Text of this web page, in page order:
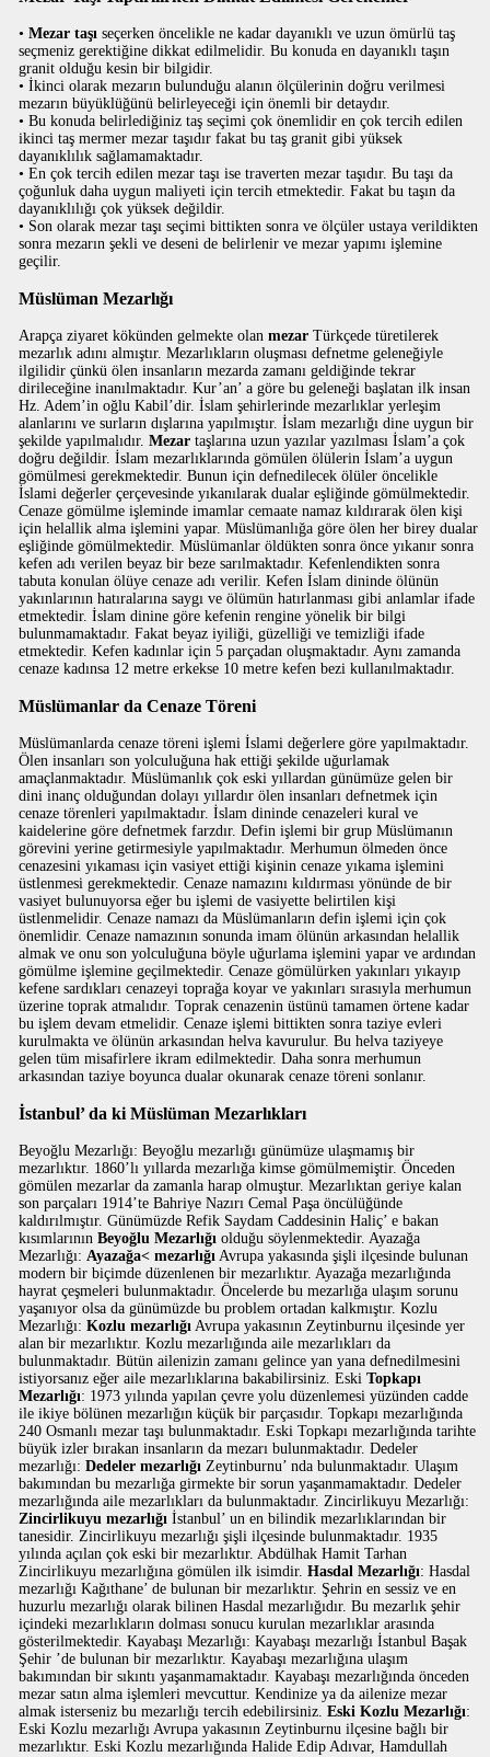
•Mezar taşı seçerken öncelikle ne kadar dayanıklı ve uzun ömürlü taş
seçmeniz gerektiğine dikkat edilmelidir. Bu konuda en dayanıklı taşın
granit olduğu kesin bir bilgidir.
• İkinci olarak mezarın bulunduğu alanın ölçülerinin doğru verilmesi
mezarın büyüklüğünü belirleyeceği için önemli bir detaydır.
• Bu konuda belirlediğiniz taş seçimi çok önemlidir en çok tercih edilen
ikinci taş mermer mezar taşıdır fakat bu taş granit gibi yüksek
dayanıklılık sağlamamaktadır.
• En çok tercih edilen mezar taşı ise traverten mezar taşıdır. Bu taşı da
çoğunluk daha uygun maliyeti için tercih etmektedir. Fakat bu taşın da
dayanıklılığı çok yüksek değildir.
• Son olarak mezar taşı seçimi bittikten sonra ve ölçüler ustaya verildikten
sonra mezarın şekli ve deseni de belirlenir ve mezar yapımı işlemine
geçilir.
Müslüman Mezarlığı
Arapça ziyaret kökünden gelmekte olanmezar Türkçede türetilerek
mezarlık adını almıştır. Mezarlıkların oluşması defnetme geleneğiyle
ilgilidir çünkü ölen insanların mezarda zamanı geldiğinde tekrar
dirileceğine inanılmaktadır. Kur’an’ a göre bu geleneği başlatan ilk insan
Hz. Adem’in oğlu Kabil’dir. İslam şehirlerinde mezarlıklar yerleşim
alanlarını ve surların dışlarına yapılmıştır. İslam mezarlığı dine uygun bir
şekilde yapılmalıdır.Mezar taşlarına uzun yazılar yazılması İslam’a çok
doğru değildir. İslam mezarlıklarında gömülen ölülerin İslam’a uygun
gömülmesi gerekmektedir. Bunun için defnedilecek ölüler öncelikle
İslami değerler çerçevesinde yıkanılarak dualar eşliğinde gömülmektedir.
Cenaze gömülme işleminde imamlar cemaate namaz kıldırarak ölen kişi
için helallik alma işlemini yapar. Müslümanlığa göre ölen her birey dualar
eşliğinde gömülmektedir. Müslümanlar öldükten sonra önce yıkanır sonra
kefen adı verilen beyaz bir beze sarılmaktadır. Kefenlendikten sonra
tabuta konulan ölüye cenaze adı verilir. Kefen İslam dininde ölünün
yakınlarının hatıralarına saygı ve ölümün hatırlanması gibi anlamlar ifade
etmektedir. İslam dinine göre kefenin rengine yönelik bir bilgi
bulunmamaktadır. Fakat beyaz iyiliği, güzelliği ve temizliği ifade
etmektedir. Kefen kadınlar için 5 parçadan oluşmaktadır. Aynı zamanda
cenaze kadınsa 12 metre erkekse 10 metre kefen bezi kullanılmaktadır.
Müslümanlar da Cenaze Töreni
Müslümanlarda cenaze töreni işlemi İslami değerlere göre yapılmaktadır.
Ölen insanları son yolculuğuna hak ettiği şekilde uğurlamak
amaçlanmaktadır. Müslümanlık çok eski yıllardan günümüze gelen bir
dini inanç olduğundan dolayı yıllardır ölen insanları defnetmek için
cenaze törenleri yapılmaktadır. İslam dininde cenazeleri kural ve
kaidelerine göre defnetmek farzdır. Defin işlemi bir grup Müslümanın
görevini yerine getirmesiyle yapılmaktadır. Merhumun ölmeden önce
cenazesini yıkaması için vasiyet ettiği kişinin cenaze yıkama işlemini
üstlenmesi gerekmektedir. Cenaze namazını kıldırması yönünde de bir
vasiyet bulunuyorsa eğer bu işlemi de vasiyette belirtilen kişi
üstlenmelidir. Cenaze namazı da Müslümanların defin işlemi için çok
önemlidir. Cenaze namazının sonunda imam ölünün arkasından helallik
almak ve onu son yolculuğuna böyle uğurlama işlemini yapar ve ardından
gömülme işlemine geçilmektedir. Cenaze gömülürken yakınları yıkayıp
kefene sardıkları cenazeyi toprağa koyar ve yakınları sırasıyla merhumun
üzerine toprak atmalıdır. Toprak cenazenin üstünü tamamen örtene kadar
bu işlem devam etmelidir. Cenaze işlemi bittikten sonra taziye evleri
kurulmakta ve ölünün arkasından helva kavurulur. Bu helva taziyeye
gelen tüm misafirlere ikram edilmektedir. Daha sonra merhumun
arkasından taziye boyunca dualar okunarak cenaze töreni sonlanır.
İstanbul’ da ki Müslüman Mezarlıkları
Beyoğlu Mezarlığı: Beyoğlu mezarlığı günümüze ulaşmamış bir
mezarlıktır. 1860’lı yıllarda mezarlığa kimse gömülmemiştir. Önceden
gömülen mezarlar da zamanla harap olmuştur. Mezarlıktan geriye kalan
son parçaları 1914’te Bahriye Nazırı Cemal Paşa öncülüğünde
kaldırılmıştır. Günümüzde Refik Saydam Caddesinin Haliç’ e bakan
kısımlarınınBeyoğlu Mezarlığı olduğu söylenmektedir. Ayazağa
Mezarlığı:Ayazağa< mezarlığı Avrupa yakasında şişli ilçesinde bulunan
modern bir biçimde düzenlenen bir mezarlıktır. Ayazağa mezarlığında
hayrat çeşmeleri bulunmaktadır. Öncelerde bu mezarlığa ulaşım sorunu
yaşanıyor olsa da günümüzde bu problem ortadan kalkmıştır. Kozlu
Mezarlığı:Kozlu mezarlığı Avrupa yakasının Zeytinburnu ilçesinde yer
alan bir mezarlıktır. Kozlu mezarlığında aile mezarlıkları da
bulunmaktadır. Bütün ailenizin zamanı gelince yan yana defnedilmesini
istiyorsanız eğer aile mezarlıklarına bakabilirsiniz. EskiTopkapı
Mezarlığı: 1973 yılında yapılan çevre yolu düzenlemesi yüzünden cadde
ile ikiye bölünen mezarlığın küçük bir parçasıdır. Topkapı mezarlığında
240 Osmanlı mezar taşı bulunmaktadır. Eski Topkapı mezarlığında tarihte
büyük izler bırakan insanların da mezarı bulunmaktadır. Dedeler
mezarlığı:Dedeler mezarlığı Zeytinburnu’ nda bulunmaktadır. Ulaşım
bakımından bu mezarlığa girmekte bir sorun yaşanmamaktadır. Dedeler
mezarlığında aile mezarlıkları da bulunmaktadır. Zincirlikuyu Mezarlığı:
Zincirlikuyu mezarlığı İstanbul’ un en bilindik mezarlıklarından bir
tanesidir. Zincirlikuyu mezarlığı şişli ilçesinde bulunmaktadır. 1935
yılında açılan çok eski bir mezarlıktır. Abdülhak Hamit Tarhan
Zincirlikuyu mezarlığına gömülen ilk isimdir.Hasdal Mezarlığı: Hasdal
mezarlığı Kağıthane’ de bulunan bir mezarlıktır. Şehrin en sessiz ve en
huzurlu mezarlığı olarak bilinen Hasdal mezarlığıdır. Bu mezarlık şehir
içindeki mezarlıkların dolması sonucu kurulan mezarlıklar arasında
gösterilmektedir. Kayabaşı Mezarlığı: Kayabaşı mezarlığı İstanbul Başak
Şehir ’de bulunan bir mezarlıktır. Kayabaşı mezarlığına ulaşım
bakımından bir sıkıntı yaşanmamaktadır. Kayabaşı mezarlığında önceden
mezar satın alma işlemleri mevcuttur. Kendinize ya da ailenize mezar
almak isterseniz bu mezarlığı tercih edebilirsiniz.Eski Kozlu Mezarlığı:
Eski Kozlu mezarlığı Avrupa yakasının Zeytinburnu ilçesine bağlı bir
mezarlıktır. Eski Kozlu mezarlığında Halide Edip Adıvar, Hamdullah